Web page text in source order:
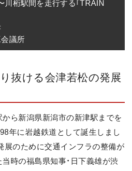
川桁駅間を走行する｢TRAIN
会議所
抜ける会津若松の発展
ら新潟県新潟市の新津駅までを
年に岩越鉄道として誕生しまし
展のために交通インフラの整備が
時の福島県知事・日下義雄が渋